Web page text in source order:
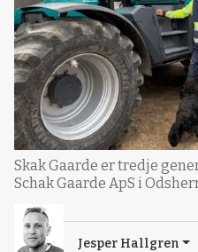
Skak Gaarde er tredje
Schak Gaarde ApS i
Jesper Hallgren